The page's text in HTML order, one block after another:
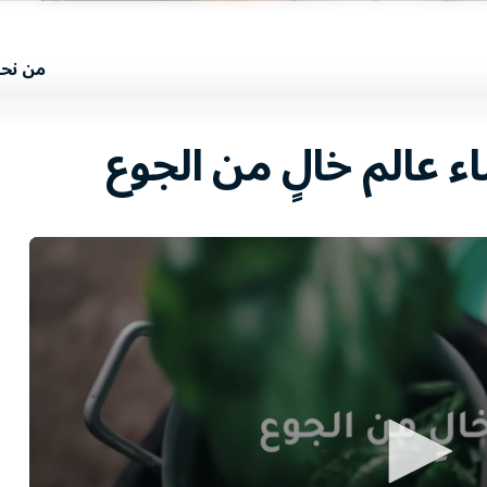
من
عالم خالٍ من الجوع